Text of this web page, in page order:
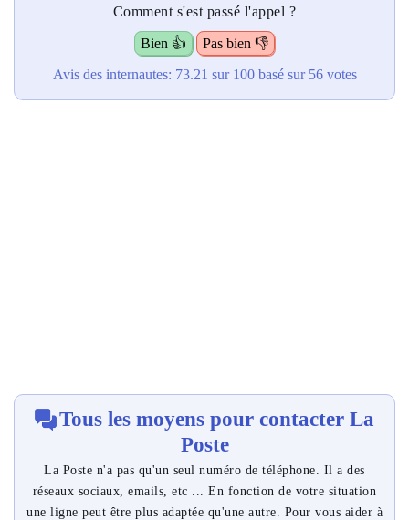
Comment s'est passé l'appel ?
Bien 👍
Pas bien 👎
Avis des internautes: 73.21 sur 100basé sur 56votes
Tous les moyens pour contacter La
Poste
La Poste n'a pas qu'un seul numéro de téléphone. Il a des
réseaux sociaux, emails, etc ... En fonction de votre situation
une ligne peut être plus adaptée qu'une autre. Pour vous aider à